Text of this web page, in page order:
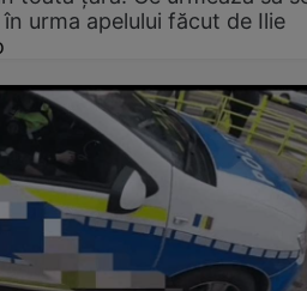
urma apelului făcut de Ilie